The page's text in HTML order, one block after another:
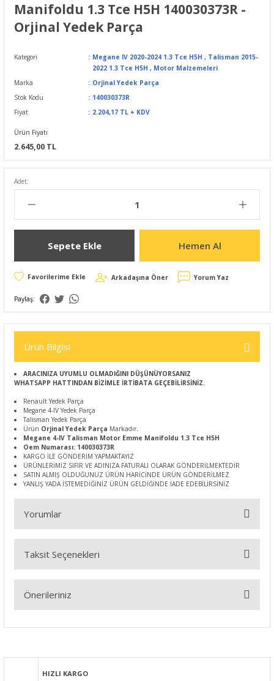
Manifoldu 1.3 Tce H5H 140030373R -
Orjinal Yedek Parça
Kategori Megane IV 2020-2024 1.3 Tce H5H , Talisman 2015-
2022 1.3 Tce H5H , Motor Malzemeleri
Marka
Orjinal Yedek Parça
Stok Kodu
140030373R
Fiyat
2.204,17 TL + KDV
Ürün Fiyatı
2.645,00 TL
Adet:
Sepete Ekle Hemen Al
Arkadaşına Öner Yorum Yaz
Paylaş:
Ürün Bilgisi
ARACINIZA UYUMLU OLMADIĞINI DÜŞÜNÜYORSANIZ
WHATSAPP HATTINDAN BİZİMLE İRTİBATA GEÇEBİLİRSİNİZ.
Renault Yedek Parça
Megane 4-IV Yedek Parça
Talisman Yedek Parça
Ürün Orjinal Yedek Parça Markadır.
Megane 4-IV Talisman Motor Emme Manifoldu 1.3 Tce H5H
Oem Numarası: 140030373R
KARGO İLE GÖNDERİM YAPMAKTAYIZ
ÜRÜNLERİMİZ SIFIR VE ADINIZA FATURALI OLARAK GÖNDERİLMEKTEDİR
SATIN ALMIŞ OLDUĞUNUZ ÜRÜN HARİCİNDE ÜRÜN GÖNDERİLMEZ
YANLIŞ YADA İSTEMEDİĞİNİZ ÜRÜN GELDİĞİNDE İADE EDEBİLİRSİNİZ
Yorumlar
Bu ürüne ilk yorumu siz yapın!
Taksit Seçenekleri
Önerileriniz
Görüş ve önerileriniz için teşekkür ederiz.
HIZLI KARGO